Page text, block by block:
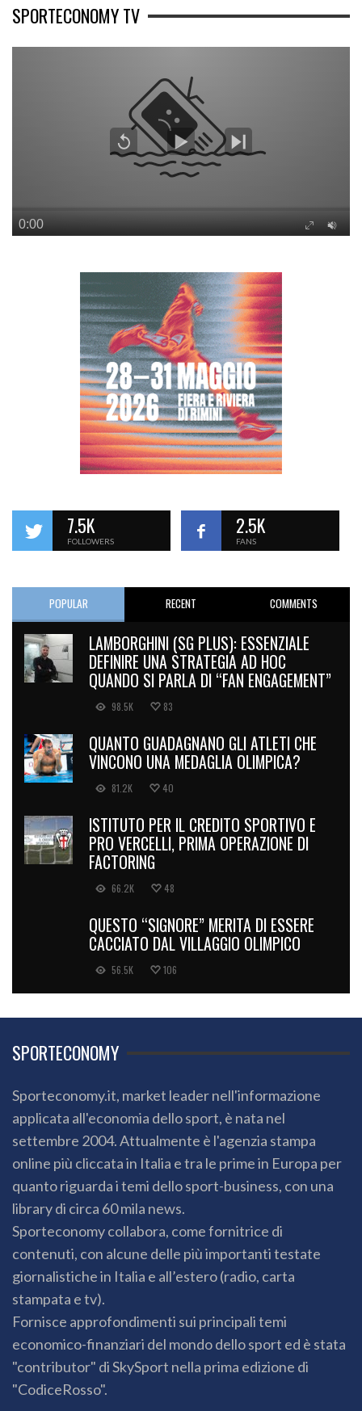
SPORTECONOMY TV
7.5K
FOLLOWERS
2.5K
FANS
POPULAR RECENT COMMENTS
LAMBORGHINI (SG PLUS): ESSENZIALE
DEFINIRE UNA STRATEGIA AD HOC
QUANDO SI PARLA DI “FAN ENGAGEMENT”
98.5K 83
QUANTO GUADAGNANO GLI ATLETI CHE
VINCONO UNA MEDAGLIA OLIMPICA?
81.2K 40
ISTITUTO PER IL CREDITO SPORTIVO E
PRO VERCELLI, PRIMA OPERAZIONE DI
FACTORING
66.2K 48
QUESTO “SIGNORE” MERITA DI ESSERE
CACCIATO DAL VILLAGGIO OLIMPICO
56.5K 106
SPORTECONOMY
Sporteconomy.it, market leader nell'informazione
applicata all'economia dello sport, è nata nel
settembre 2004. Attualmente è l'agenzia stampa
online più cliccata in Italia e tra le prime in Europa per
quanto riguarda i temi dello sport-business, con una
library di circa 60 mila news.
Sporteconomy collabora, come fornitrice di
contenuti, con alcune delle più importanti testate
giornalistiche in Italia e all’estero (radio, carta
stampata e tv).
Fornisce approfondimenti sui principali temi
economico-finanziari del mondo dello sport ed è stata
"contributor" di SkySport nella prima edizione di
"CodiceRosso".